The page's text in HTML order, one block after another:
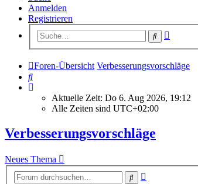
Anmelden
Registrieren
Suche
Foren-Übersicht Verbesserungsvorschläge
Suche
Aktuelle Zeit: Do 6. Aug 2026, 19:12
Alle Zeiten sind UTC+02:00
Verbesserungsvorschläge
Neues Thema
Suche